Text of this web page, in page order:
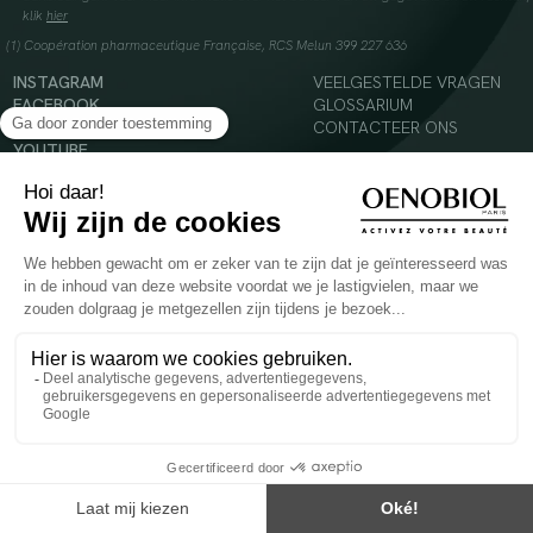
klik hier
(1) Coopération pharmaceutique Française, RCS Melun 399 227 636
INSTAGRAM
FACEBOOK
TIKTOK
YOUTUBE
VEELGESTELDE VRAGEN
GLOSSARIUM
CONTACTEER ONS
Voedingssupplement dat moet worden geconsumeerd als onderdeel van een gevarieerde,
evenwichtige voeding en een gezonde levensstijl. Aanbevolen dagelijkse dosis niet
overschrijden. Enkel voor volwassenen, buiten het bereik van kinderen houden.